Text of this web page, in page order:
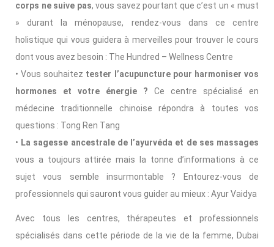
corps ne suive pas, vous savez pourtant que c’est un « must
» durant la ménopause, rendez-vous dans ce centre
holistique qui vous guidera à merveilles pour trouver le cours
dont vous avez besoin : The Hundred – Wellness Centre
• Vous souhaitez tester l’acupuncture pour harmoniser vos
hormones et votre énergie ? Ce centre spécialisé en
médecine traditionnelle chinoise répondra à toutes vos
questions : Tong Ren Tang
• La sagesse ancestrale de l’ayurvéda et de ses massages
vous a toujours attirée mais la tonne d’informations à ce
sujet vous semble insurmontable ? Entourez-vous de
professionnels qui sauront vous guider au mieux : Ayur Vaidya
Avec tous les centres, thérapeutes et professionnels
spécialisés dans cette période de la vie de la femme, Dubai